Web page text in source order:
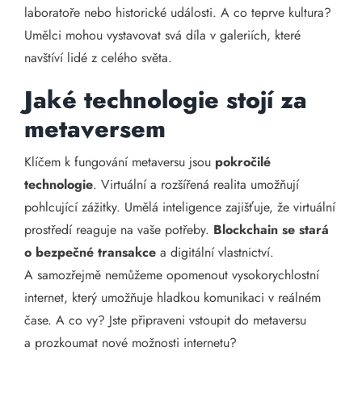
laboratoře nebo historické události. A co teprve kultura?
Umělci mohou vystavovat svá díla v galeriích, které
navštíví lidé z celého světa.
Jaké technologie stojí za
metaversem
Klíčem k fungování metaversu jsou pokročilé
technologie. Virtuální a rozšířená realita umožňují
pohlcující zážitky. Umělá inteligence zajišťuje, že virtuální
prostředí reaguje na vaše potřeby. Blockchain se stará
o bezpečné transakce a digitální vlastnictví.
A samozřejmě nemůžeme opomenout vysokorychlostní
internet, který umožňuje hladkou komunikaci v reálném
čase. A co vy? Jste připraveni vstoupit do metaversu
a prozkoumat nové možnosti internetu?